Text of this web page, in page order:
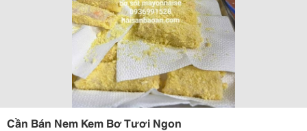
Cần Bán Nem Kem Bơ Tươi Ngon